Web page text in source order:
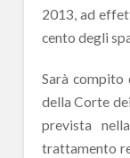
2013, ad
cento degli
Sarà compito
della Corte
prevista
trattamento